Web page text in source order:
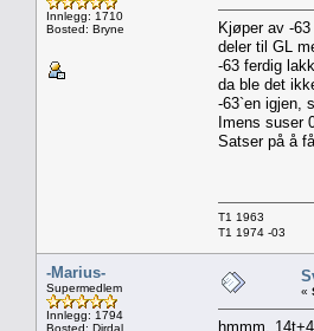
Innlegg: 1710
Bosted: Bryne
Kjøper av -
deler til GL
-63 ferdig
da ble det
-63`en igjen,
Imens suser
Satser på å
T1 1963
T1 1974 -03
-Marius-
Supermedlem
Innlegg: 1794
Bosted: Dirdal
«
hmmm,